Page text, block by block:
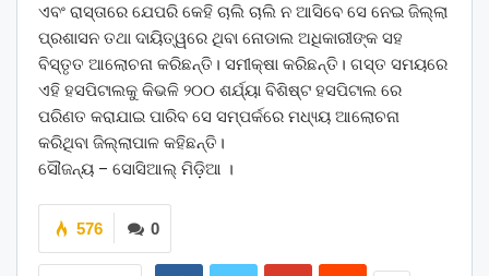
ଏବଂ ରାସ୍ତାରେ ଯେପରି କେହି ଚାଲି ଚାଲି ନ ଆସିବେ ସେ ନେଇ ଜିଲ୍ଲା
ପ୍ରଶାସନ ତଥା ଦାୟିତ୍ୱରେ ଥିବା ନୋଡାଲ ଅଧିକାରୀଙ୍କ ସହ
ବିସ୍ତୃତ ଆଲୋଚନା କରିଛନ୍ତି। ସମୀକ୍ଷା କରିଛନ୍ତି। ଗସ୍ତ ସମୟରେ
ଏହି ହସପିଟାଲକୁ କିଭଳି ୨୦୦ ଶର୍ଯ୍ୟା ବିଶିଷ୍ଟ ହସପିଟାଲ ରେ
ପରିଣତ କରାଯାଇ ପାରିବ ସେ ସମ୍ପର୍କରେ ମଧ୍ୟ୍ୟ ଆଲୋଚନା
କରିଥିବା ଜିଲ୍ଲାପାଳ କହିଛନ୍ତି।
ସୌଜନ୍ୟ – ସୋସିଆଲ୍ ମିଡ଼ିଆ ।
0
576